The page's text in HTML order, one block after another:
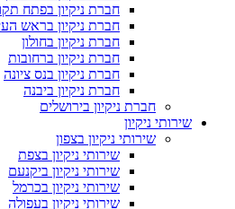
חברת ניקיון בפתח
חברת ניקיון בראש
חברת ניקיון בחולון
חברת ניקיון ברחובות
חברת ניקיון בנס ציונה
חברת ניקיון ביבנה
חברת ניקיון בירושלים
שירותי ניקיון
שירותי ניקיון בצפון
שירותי ניקיון בצפת
שירותי ניקיון ביקנעם
שירותי ניקיון בכרמל
שירותי ניקיון בעפולה